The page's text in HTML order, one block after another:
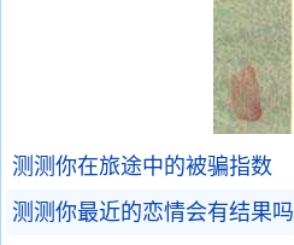
测测你在旅途中的被骗指数
测测你最近的恋情会有结果吗